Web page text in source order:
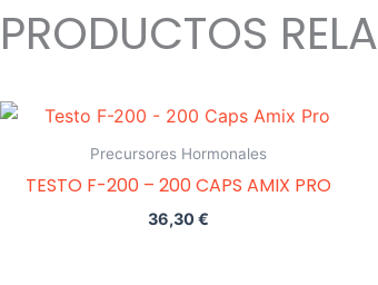
PRODUCTOS
Precursores Hormonales
TESTO F-200 – 200 CAPS AMIX PRO
36,30€